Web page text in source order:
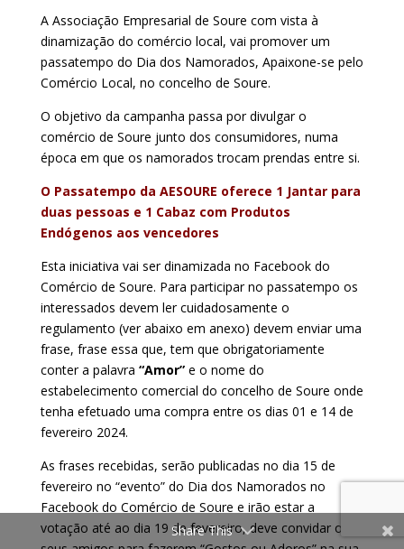
A Associação Empresarial de Soure com vista à
dinamização do comércio local, vai promover um
passatempo do Dia dos Namorados, Apaixone-se pelo
Comércio Local, no concelho de Soure.
O objetivo da campanha passa por divulgar o
comércio de Soure junto dos consumidores, numa
época em que os namorados trocam prendas entre si.
O Passatempo da AESOURE oferece 1 Jantar para
duas pessoas e 1 Cabaz com Produtos
Endógenos aos vencedores
Esta iniciativa vai ser dinamizada no Facebook do
Comércio de Soure. Para participar no passatempo os
interessados devem ler cuidadosamente o
regulamento (ver abaixo em anexo) devem enviar uma
frase, frase essa que, tem que obrigatoriamente
conter a palavra “Amor”e o nome do
estabelecimento comercial do concelho de Soure onde
tenha efetuado uma compra entre os dias 01 e 14 de
fevereiro 2024.
As frases recebidas, serão publicadas no dia 15 de
fevereiro no “evento” do Dia dos Namorados no
Facebook do Comércio de Soure e irão estar a
votação até ao dia 19 de fevereiro, deve convidar os
Share This